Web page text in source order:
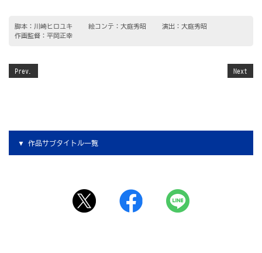
脚本：川崎ヒロユキ 絵コンテ：大庭秀昭
演出：大庭秀昭
作画監督：平岡正幸
Prev. Next
作品サブタイトル一覧